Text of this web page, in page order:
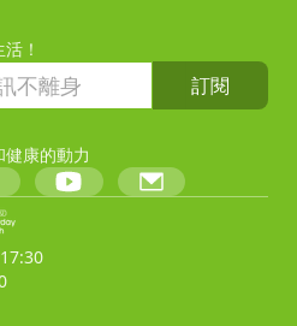
！
訂閱
康的動力